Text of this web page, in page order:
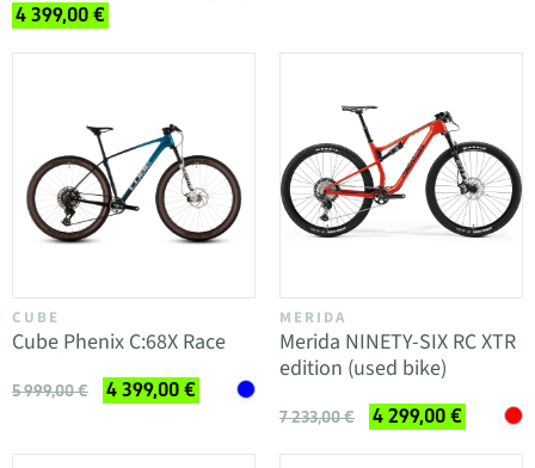
4 399,00 €
CUBE
Cube Phenix C:68X Race
5 999,00 € 4 399,00 €
MERIDA
Merida NINETY-SIX RC XTR
edition (used bike)
7 233,00 € 4 299,00 €